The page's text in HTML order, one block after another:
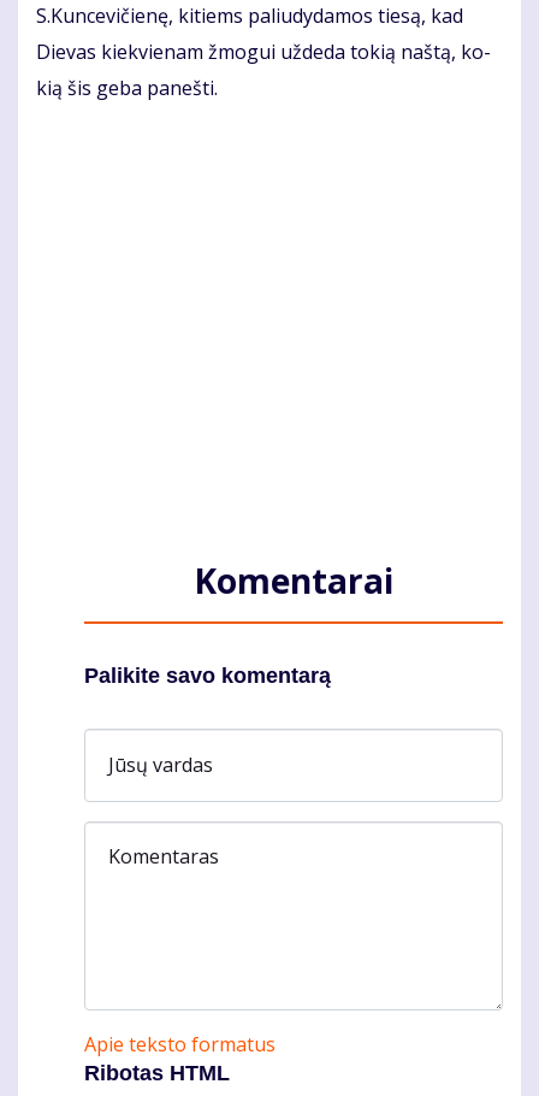
S.Kun­ce­vi­čie­nę, ki­tiems pa­liu­dy­da­mos tie­są, kad
Die­vas kiek­vie­nam žmo­gui už­de­da to­kią naš­tą, ko­
kią šis ge­ba pa­neš­ti.
Komentarai
Palikite savo komentarą
Jūsų vardas
Komentaras
Apie teksto formatus
Ribotas HTML